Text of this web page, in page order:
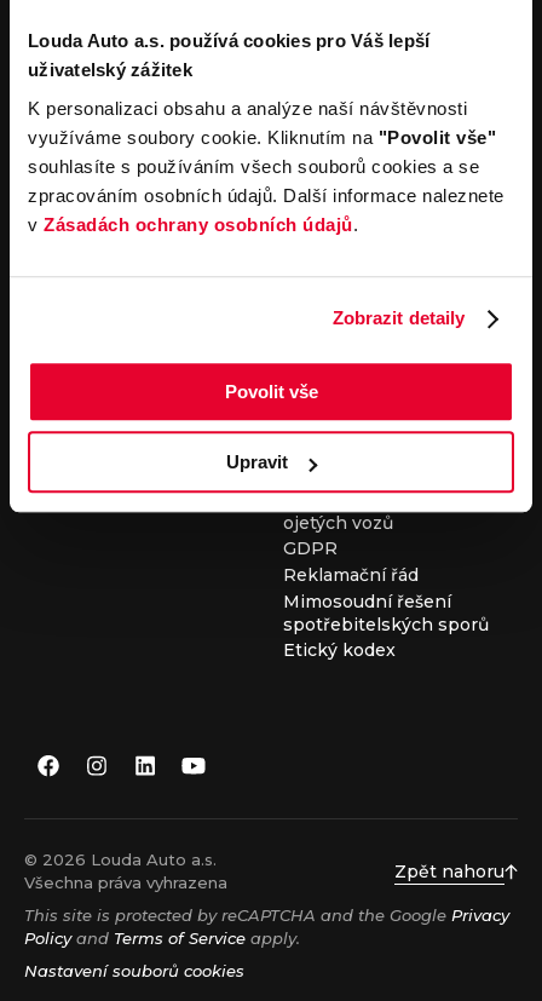
Louda Auto a.s. používá cookies pro Váš lepší
uživatelský zážitek
K personalizaci obsahu a analýze naší návštěvnosti
využíváme soubory cookie. Kliknutím na "Povolit vše"
souhlasíte s používáním všech souborů cookies a se
zpracováním osobních údajů. Další informace naleznete
v Zásadách ochrany osobních údajů.
Zobrazit detaily
Povolit vše
Upravit
Pronájem
Carsharing
Autopůjčovna
Operativní leasing
Společnost
Louda Auto+ Poděbrady
Obytné vozy
Novinky
Kariéra
Servisní služby
Servis
Důležité odkazy
Cookies
Všeobecné obchodní
podmínky pro online
vozidel
Všeobecné obchodní
podmínky pro provádění
servisních prací
Všeobecné obchodní
podmínky při nákupu
ojetých vozů
GDPR
Reklamační řád
Mimosoudní řešení
spotřebitelských sporů
Etický kodex
© 2026 Louda Auto a.s.
Všechna práva vyhrazena
Zpět nahoru
This site is protected by reCAPTCHA and the Google Privacy
Policyand Terms of Service apply.
Nastavení souborů cookies